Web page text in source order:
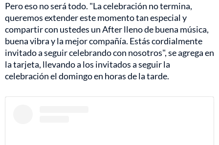
Pero eso no será todo. "La celebración no termina,
queremos extender este momento tan especial y
compartir con ustedes un After lleno de buena música,
buena vibra y la mejor compañía. Estás cordialmente
invitado a seguir celebrando con nosotros", se agrega en
la tarjeta, llevando a los invitados a seguir la
celebración el domingo en horas de la tarde.